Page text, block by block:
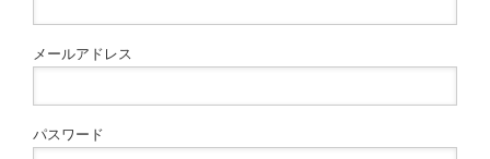
メールアドレス
パスワード